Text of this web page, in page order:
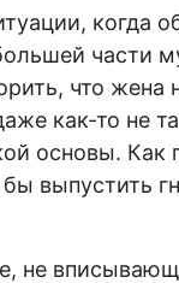
когда
части
что
как-то не
основы. Как
выпустить
не